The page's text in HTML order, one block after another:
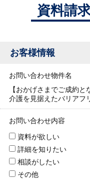
資料請
お客様情報
お問い合わせ物件名
【おかげさまでご成約
介護を見据えたバリアフ
お問い合わせ内容
資料が欲しい
詳細を知りたい
相談がしたい
その他